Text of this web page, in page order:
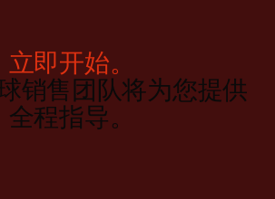
立即开始。
销售团队将为您提供
全程指导。